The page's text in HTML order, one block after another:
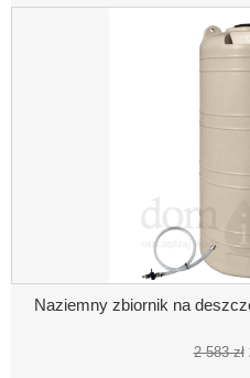
Naziemny zbiornik na
2 583 zł